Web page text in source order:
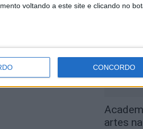
voltando a este site e clicando no
CONCORDO
artes